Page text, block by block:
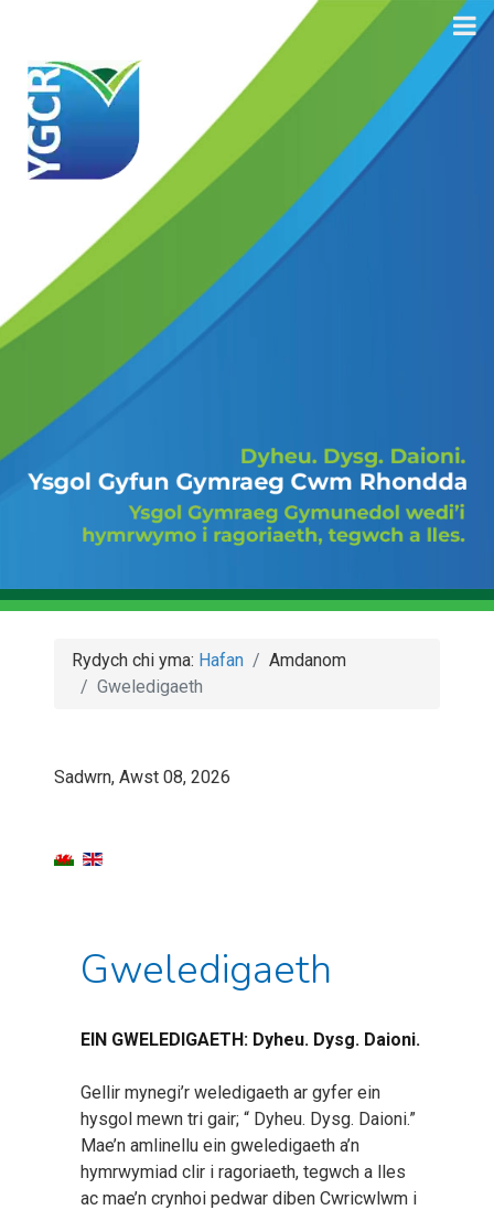
Rydych chi yma: Hafan
Amdanom
Gweledigaeth
Sadwrn, Awst 08, 2026
Gweledigaeth
EIN GWELEDIGAETH: Dyheu. Dysg. Daioni.
Gellir mynegi’r weledigaeth ar gyfer ein
hysgol mewn tri gair; “ Dyheu. Dysg. Daioni.”
Mae’n amlinellu ein gweledigaeth a’n
hymrwymiad clir i ragoriaeth, tegwch a lles
ac mae’n crynhoi pedwar diben Cwricwlwm i